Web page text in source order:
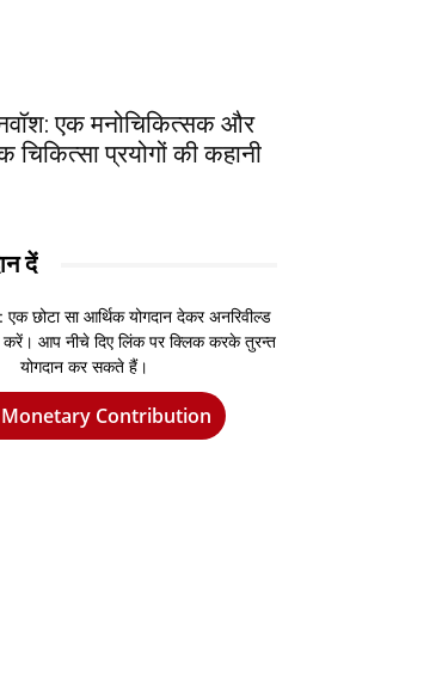
एक मनोचिकित्सक और
प्रयोगों की कहानी
दें
एक छोटा सा आर्थिक योगदान देकर अनरिवील्ड
करें। आप नीचे दिए लिंक पर क्लिक करके तुरन्त
योगदान कर सकते हैं।
Monetary Contribution